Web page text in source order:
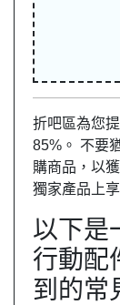
折吧區為您
85%。 不要
購商品，以
獨家產品上
以下是
行動配
到的常